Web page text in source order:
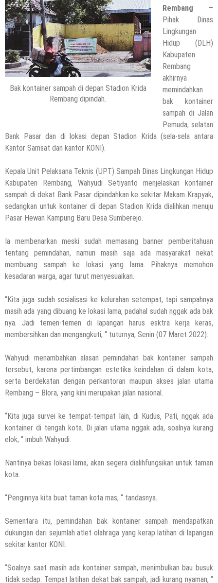
Bak kontainer sampah di depan Stadion Krida
Rembang dipindah.
Rembang –
Pihak Dinas
Lingkungan
Hidup (DLH)
Kabupaten
Rembang
akhirnya
memindahkan
bak kontainer
sampah di Jalan
Pemuda, selatan
Bank Pasar dan di lokasi depan Stadion Krida (sela-sela antara
Kantor Samsat dan kantor KONI).
Kepala Unit Pelaksana Teknis (UPT) Sampah Dinas Lingkungan Hidup
Kabupaten Rembang, Wahyudi Setiyanto menjelaskan kontainer
sampah di dekat Bank Pasar dipindahkan ke sekitar Makam Krapyak,
sedangkan untuk kontainer di depan Stadion Krida dialihkan menuju
Pasar Hewan Kampung Baru Desa Sumberejo.
Ia membenarkan meski sudah memasang banner pemberitahuan
tentang pemindahan, namun masih saja ada masyarakat nekat
membuang sampah ke lokasi yang lama. Pihaknya memohon
kesadaran warga, agar turut menyesuaikan.
“Kita juga sudah sosialisasi ke kelurahan setempat, tapi sampahnya
masih ada yang dibuang ke lokasi lama, padahal sudah nggak ada bak
nya. Jadi temen-temen di lapangan harus esktra kerja keras,
membersihkan dan mengangkuti, “ tuturnya, Senin (07 Maret 2022).
Wahyudi menambahkan alasan pemindahan bak kontainer sampah
tersebut, karena pertimbangan estetika keindahan di dalam kota,
serta berdekatan dengan perkantoran maupun akses jalan utama
Rembang – Blora, yang kini merupakan jalan nasional.
“Kita juga survei ke tempat-tempat lain, di Kudus, Pati, nggak ada
kontainer di tengah kota. Di jalan utama nggak ada, soalnya kurang
elok, “ imbuh Wahyudi.
Nantinya bekas lokasi lama, akan segera dialihfungsikan untuk taman
kota.
“Penginnya kita buat taman kota mas, “ tandasnya.
Sementara itu, pemindahan bak kontainer sampah mendapatkan
dukungan dari sejumlah atlet olahraga yang kerap latihan di lapangan
sekitar kantor KONI.
“Soalnya saat masih ada kontainer sampah, menimbulkan bau busuk
tidak sedap. Tempat latihan dekat bak sampah, jadi kurang nyaman, “